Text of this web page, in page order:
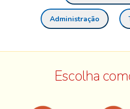
Administração
Escolha